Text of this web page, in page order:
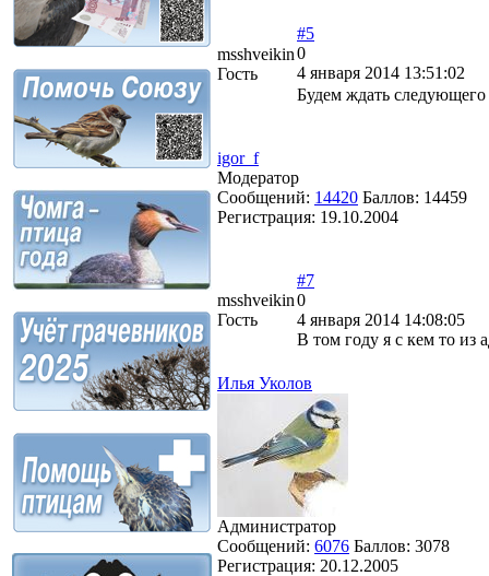
msshveikin
Гость
#5
0
4 января 2014 13:51:02
Будем ждать
igor_f
Модератор
Сообщений: 14420 Баллов: 14459
Регистрация: 19.10.2004
msshveikin
Гость
#7
0
4 января 2014 14:08:05
В том году я с кем то из
Илья Уколов
Администратор
Сообщений: 6076 Баллов: 3078
Регистрация: 20.12.2005